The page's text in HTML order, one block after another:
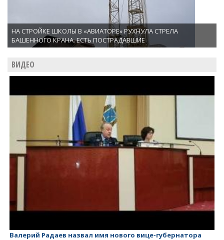
НА СТРОЙКЕ ШКОЛЫ В «АВИАТОРЕ» РУХНУЛА СТРЕЛА
БАШЕННОГО КРАНА. ЕСТЬ ПОСТРАДАВШИЕ
ВИДЕО
Валерий Радаев - губернатор, у которого ничего